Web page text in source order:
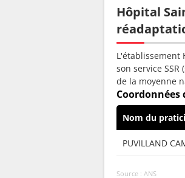
Hôpital
L'établissement
son service
de la moyenne
Coordonnées
Nom du
PUVILLAND
Source : ANS